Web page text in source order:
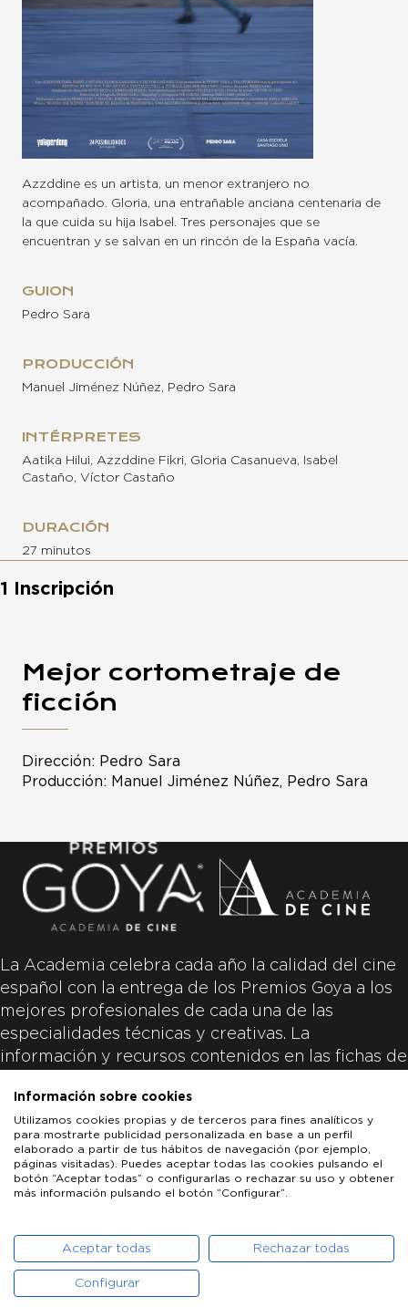
Azzddine es un artista, un menor extranjero no
acompañado. Gloria, una entrañable anciana centenaria de
la que cuida su hija Isabel. Tres personajes que se
encuentran y se salvan en un rincón de la España vacía.
GUION
Pedro Sara
PRODUCCIÓN
Manuel Jiménez Núñez, Pedro Sara
INTÉRPRETES
Aatika Hilui, Azzddine Fikri, Gloria Casanueva, Isabel
Castaño, Víctor Castaño
DURACIÓN
27 minutos
1 Inscripción
Mejor cortometraje de
ficción
Dirección: Pedro Sara
Producción: Manuel Jiménez Núñez, Pedro Sara
La Academia celebra cada año la calidad del cine
español con la entrega de los Premios Goya a los
mejores profesionales de cada una de las
especialidades técnicas y creativas. La
información y recursos contenidos en las fichas de
productoras de las películas y responsabilidad
única y exclusiva de las mismas.
ACADEMIA DE CINE
PATROCINADORES PRENSA CONTACTO
POLÍTICA DE COOKIES
Información sobre cookies
Utilizamos cookies propias y de terceros para fines analíticos y
para mostrarte publicidad personalizada en base a un perfil
elaborado a partir de tus hábitos de navegación (por ejemplo,
páginas visitadas). Puedes aceptar todas las cookies pulsando el
botón “Aceptar todas” o configurarlas o rechazar su uso y obtener
más información pulsando el botón “Configurar”.
Aceptar todas Rechazar todas
Configurar